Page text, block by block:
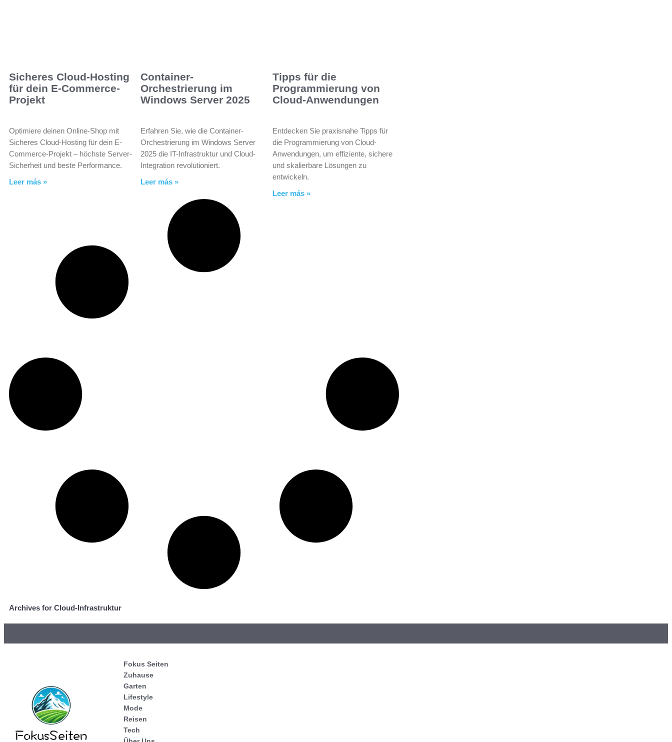
Sicheres Cloud-Hosting
für dein E-Commerce-
Projekt
Optimiere deinen Online-Shop mit
Sicheres Cloud-Hosting für dein E-
Commerce-Projekt – höchste Server-
Sicherheit und beste Performance.
Leer más »
Container-
Orchestrierung im
Windows Server 2025
Erfahren Sie, wie die Container-
Orchestrierung im Windows Server
2025 die IT-Infrastruktur und Cloud-
Integration revolutioniert.
Leer más »
Tipps für die
Programmierung von
Cloud-Anwendungen
Entdecken Sie praxisnahe Tipps für
die Programmierung von Cloud-
Anwendungen, um effiziente, sichere
und skalierbare Lösungen zu
entwickeln.
Leer más »
Archives for Cloud-Infrastruktur
Fokus Seiten
Zuhause
Garten
Lifestyle
Mode
Reisen
Tech